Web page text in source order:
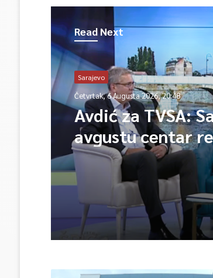
Read Next
Sarajevo
Četvrtak, 6 Augusta 2026, 20:48
Avdić za TVSA:
avgustu centar
lideri evropskih